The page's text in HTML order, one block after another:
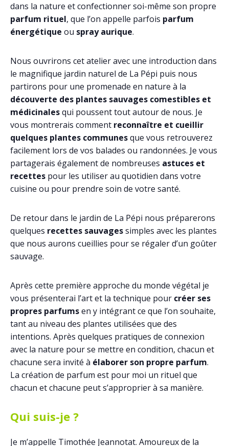
dans la nature et confectionner soi-même son propre
parfum rituel, que l’on appelle parfois parfum
énergétique ou spray aurique.
Nous ouvrirons cet atelier avec une introduction dans
le magnifique jardin naturel de La Pépi puis nous
partirons pour une promenade en nature à la
découverte des plantes sauvages comestibles et
médicinalesqui poussent tout autour de nous. Je
vous montrerais comment reconnaître et cueillir
quelques plantes communesque vous retrouverez
facilement lors de vos balades ou randonnées. Je vous
partagerais également de nombreuses astuces et
recettes pour les utiliser au quotidien dans votre
cuisine ou pour prendre soin de votre santé.
De retour dans le jardin de La Pépi nous préparerons
quelques recettes sauvagessimples avec les plantes
que nous aurons cueillies pour se régaler d’un goûter
sauvage.
Après cette première approche du monde végétal je
vous présenterai l’art et la technique pour créer ses
propres parfumsen y intégrant ce que l’on souhaite,
tant au niveau des plantes utilisées que des
intentions. Après quelques pratiques de connexion
avec la nature pour se mettre en condition, chacun et
chacune sera invité à élaborer son propre parfum.
La création de parfum est pour moi un rituel que
chacun et chacune peut s’approprier à sa manière.
Qui suis-je ?
Je m’appelle Timothée Jeannotat. Amoureux de la